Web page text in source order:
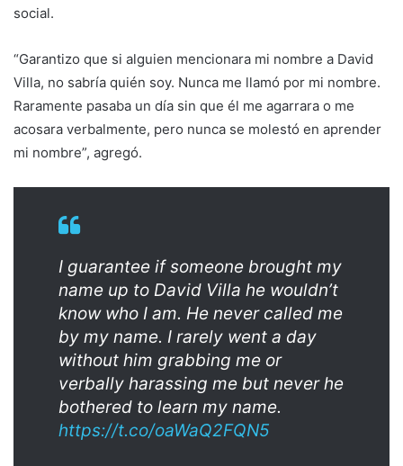
social.
“Garantizo que si alguien mencionara mi nombre a David
Villa, no sabría quién soy. Nunca me llamó por mi nombre.
Raramente pasaba un día sin que él me agarrara o me
acosara verbalmente, pero nunca se molestó en aprender
mi nombre”, agregó.
I guarantee if someone brought my
name up to David Villa he wouldn’t
know who I am. He never called me
by my name. I rarely went a day
without him grabbing me or
verbally harassing me but never he
bothered to learn my name.
https://t.co/oaWaQ2FQN5